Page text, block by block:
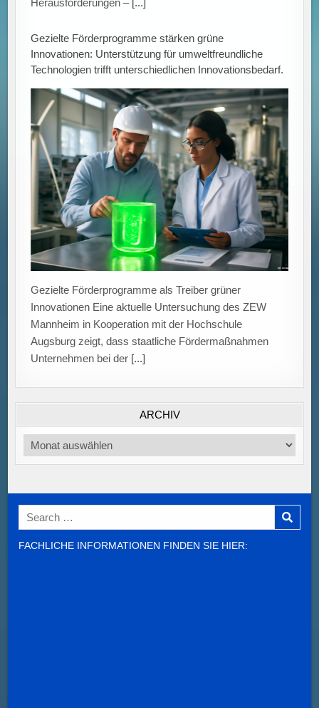
Herausforderungen – [...]
Gezielte Förderprogramme stärken grüne
Innovationen: Unterstützung für umweltfreundliche
Technologien trifft unterschiedlichen Innovationsbedarf.
Gezielte Förderprogramme als Treiber grüner
Innovationen Eine aktuelle Untersuchung des ZEW
Mannheim in Kooperation mit der Hochschule
Augsburg zeigt, dass staatliche Fördermaßnahmen
Unternehmen bei der [...]
ARCHIV
Archiv
Search
for:
FACHLICHE INFORMATIONEN FINDEN SIE HIER: